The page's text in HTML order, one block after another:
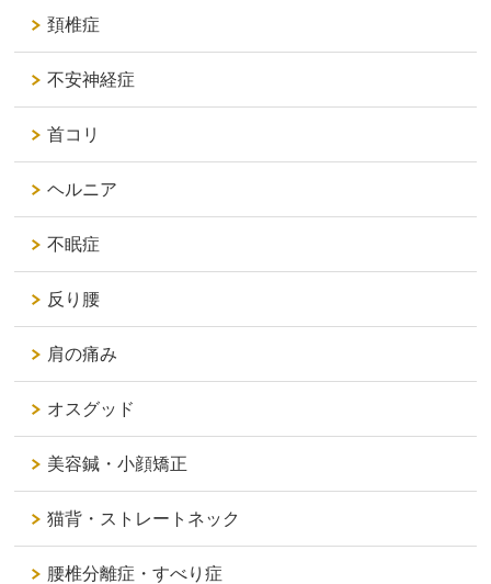
頚椎症
不安神経症
首コリ
ヘルニア
不眠症
反り腰
肩の痛み
オスグッド
美容鍼・小顔矯正
猫背・ストレートネック
腰椎分離症・すべり症